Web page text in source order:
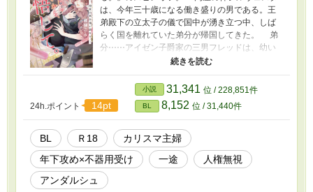
は、今年三十歳になる働き盛りの男である。王
弟殿下の立太子の儀で国中が湧き立つ中、しば
らく国を離れていた弟分が帰国してきた。 弟
分⋯⋯アイゼン子爵家の三男フレッドは、幼い
日に迷子になっていたところを保護されて以
ものの、十二歳の歳の差もあって、まったく相
手にされていない。 「もう僕は子どもじゃな
い」 一途なフレディは、シルヴィーに宣戦布
告をするのだった。 物憂げで優美な青年 ×
童顔細マッチョ ⁂ ⁂ ⁂ ⁂ ⁂ 前作を未読
の方でも楽しんでいただけると思いますが、ふ
たりの出会いは『カリスマ主婦の息子、王様を
餌付けする。』にて詳しく書かれています。ご
好評いただき、調子に乗ってスピンオフを始動
24h.ポイント 14pt
小説 31,341 位 / 228,851件
BL 8,152 位 / 31,440件
BL Ｒ18
カリスマ主婦
年下攻め×不器用受け
一途
人権無視
アンダルシュ